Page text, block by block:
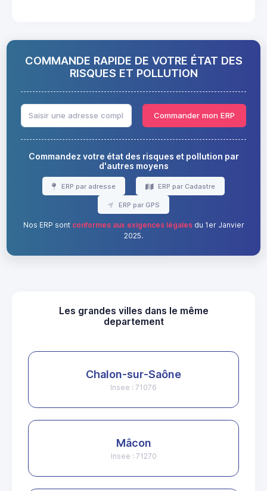
COMMANDE RAPIDE DE VOTRE ÉTAT DES
RISQUES ET POLLUTION
Commander mon ERP
Commandez votre état des risques et pollution par
d'autres moyens
ERP par adresse ERP par Cadastre
ERP par GPS
Nos ERP sont conformes aux exigences légalesdu 1er Janvier
2025.
Les grandes villes dans le même
departement
Chalon-sur-Saône
Insee : 71076
Mâcon
Insee : 71270